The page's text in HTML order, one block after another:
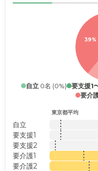
39%
自立0名 (0%) 要支援1
要介
東京都平均
自立
要支援1
要支援2
要介護1
要介護2